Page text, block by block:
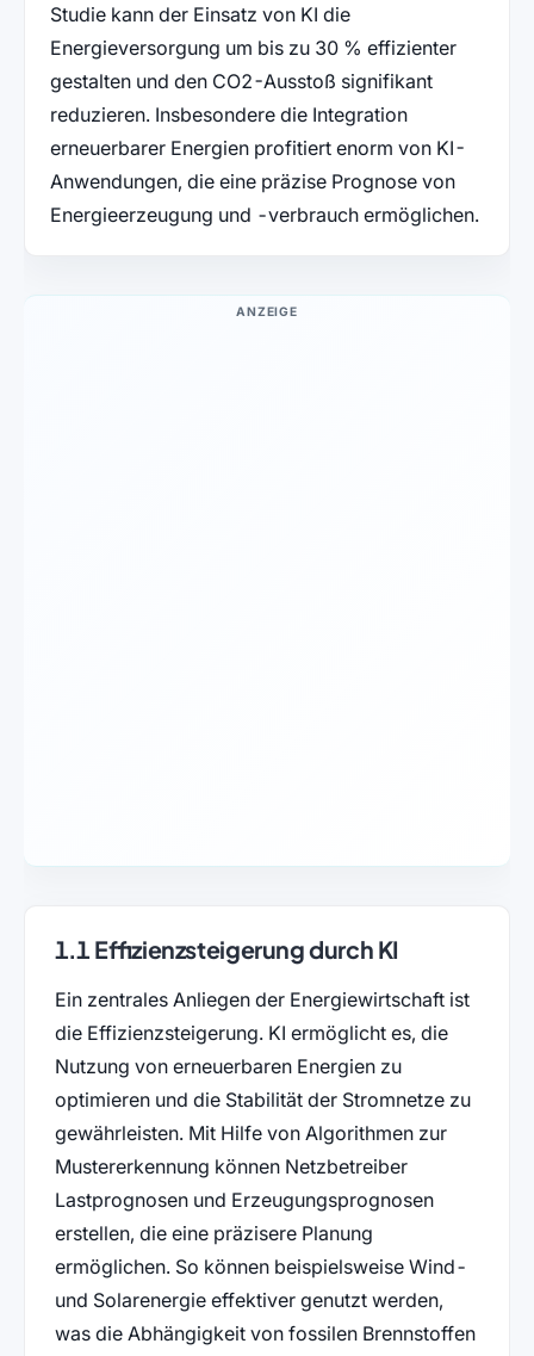
Studie kann der Einsatz von KI die
Energieversorgung um bis zu 30 % effizienter
gestalten und den CO2-Ausstoß signifikant
reduzieren. Insbesondere die Integration
erneuerbarer Energien profitiert enorm von KI-
Anwendungen, die eine präzise Prognose von
Energieerzeugung und -verbrauch ermöglichen.
ANZEIGE
1.1 Effizienzsteigerung durch KI
Ein zentrales Anliegen der Energiewirtschaft ist
die Effizienzsteigerung. KI ermöglicht es, die
Nutzung von erneuerbaren Energien zu
optimieren und die Stabilität der Stromnetze zu
gewährleisten. Mit Hilfe von Algorithmen zur
Mustererkennung können Netzbetreiber
Lastprognosen und Erzeugungsprognosen
erstellen, die eine präzisere Planung
ermöglichen. So können beispielsweise Wind-
und Solarenergie effektiver genutzt werden,
was die Abhängigkeit von fossilen Brennstoffen